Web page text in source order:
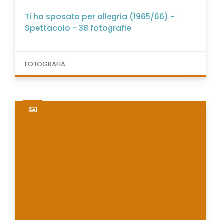
Ti ho sposato per allegria (1965/66) -
Spettacolo - 38 fotografie
FOTOGRAFIA